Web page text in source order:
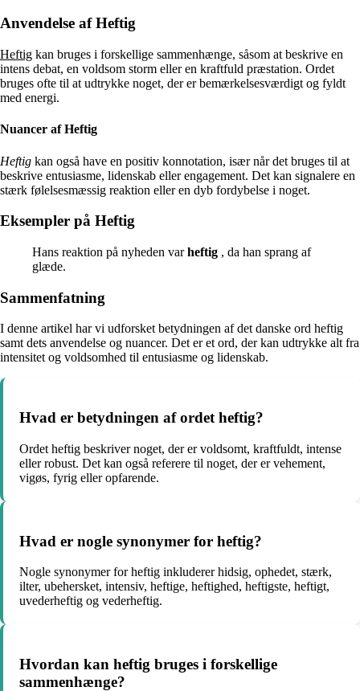
Anvendelse af Heftig
Heftig kan bruges i forskellige sammenhænge, såsom at beskrive en
intens debat, en voldsom storm eller en kraftfuld præstation. Ordet
bruges ofte til at udtrykke noget, der er bemærkelsesværdigt og fyldt
med energi.
Nuancer af Heftig
Heftig kan også have en positiv konnotation, især når det bruges til at
beskrive entusiasme, lidenskab eller engagement. Det kan signalere en
stærk følelsesmæssig reaktion eller en dyb fordybelse i noget.
Eksempler på Heftig
Hans reaktion på nyheden varheftig , da han sprang af
glæde.
Sammenfatning
I denne artikel har vi udforsket betydningen af det danske ord heftig
samt dets anvendelse og nuancer. Det er et ord, der kan udtrykke alt fra
intensitet og voldsomhed til entusiasme og lidenskab.
Hvad er betydningen af ordet heftig?
Ordet heftig beskriver noget, der er voldsomt, kraftfuldt, intense
eller robust. Det kan også referere til noget, der er vehement,
vigøs, fyrig eller opfarende.
Hvad er nogle synonymer for heftig?
Nogle synonymer for heftig inkluderer hidsig, ophedet, stærk,
ilter, ubehersket, intensiv, heftige, heftighed, heftigste, heftigt,
uvederheftig og vederheftig.
Hvordan kan heftig bruges i forskellige
sammenhænge?